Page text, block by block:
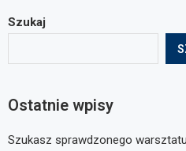
Szukaj
Ostatnie wpisy
Szukasz sprawdzonego warsztatu